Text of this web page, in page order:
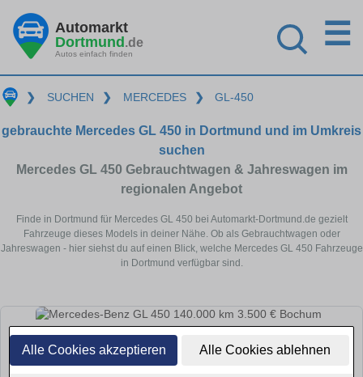
Alle Cookies akzeptieren Alle Cookies ablehnen
Automarkt
Dortmund.de
Autos einfach finden
☰
❯ SUCHEN ❯ MERCEDES ❯ GL-450
gebrauchte Mercedes GL 450 in Dortmund und im Umkreis
suchen
Mercedes GL 450 Gebrauchtwagen & Jahreswagen im
regionalen Angebot
Finde in Dortmund für Mercedes GL 450 bei Automarkt-Dortmund.de gezielt
Fahrzeuge dieses Models in deiner Nähe. Ob als Gebrauchtwagen oder
Jahreswagen - hier siehst du auf einen Blick, welche Mercedes GL 450 Fahrzeuge
in Dortmund verfügbar sind.